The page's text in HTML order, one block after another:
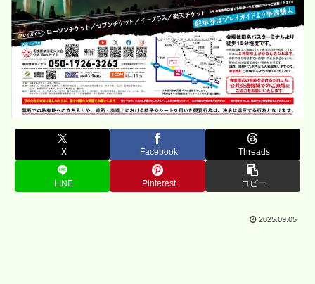
X Facebook Threads
LINE Pinterest コピー
2025.09.05